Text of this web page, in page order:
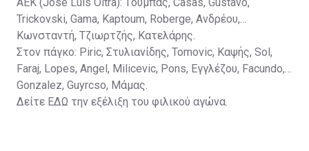
Trickovski, Gama, Κaptoum, Roberge, Aνδρέου,
Κωνσταντή, Τζιωρτζής, Κατελάρης.
Στον πάγκο: Piric, Στυλιανίδης, Tomovic, Καψής, Sol,
Faraj, Lopes, Angel, Milicevic, Pons, Εγγλέζου, Facundo,
Gonzalez, Guyrcso, Μάμας.
Δείτε ΕΔΩ την εξέλιξη του φιλικού αγώνα.